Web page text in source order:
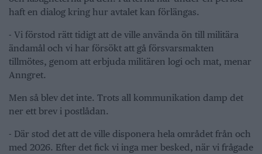
haft en dialog kring hur avtalet kan förlängas.
- Vi förstod rätt tidigt att de ville använda ön till militära
ändamål och vi har försökt att gå försvarsmakten
tillmötes, genom att erbjuda militären logi och mat, menar
Anngret.
Men så blev det inte. Trots all kommunikation damp det
ner ett brev i postlådan.
- Där stod det att de ville disponera hela området från och
med 2026. Efter det fick vi inga mer besked, när vi frågade